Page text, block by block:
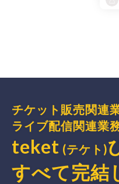
チケット販売関連
ライブ配信関連業
teket (テケト)
すべて完結